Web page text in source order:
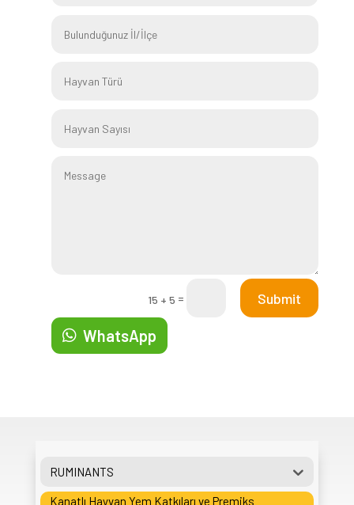
15 + 5 = Submit
WhatsApp
RUMINANTS
Kanatlı Hayvan Yem Katkıları ve Premiks